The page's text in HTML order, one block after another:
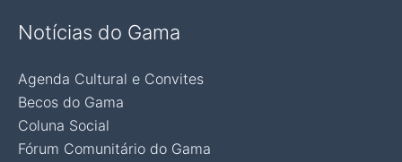
Notícias do Gama
Agenda Cultural e Convites
Becos do Gama
Coluna Social
Fórum Comunitário do Gama